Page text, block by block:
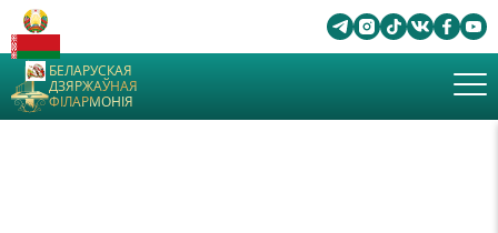
БЕЛАРУСКАЯ
ДЗЯРЖАЎНАЯ
ФІЛАРМОНІЯ